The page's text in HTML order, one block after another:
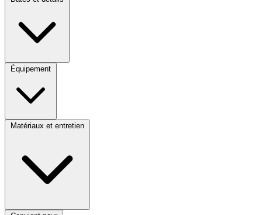
Équipement
Matériaux et entretien